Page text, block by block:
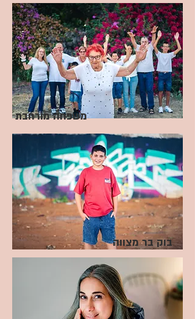
משפחה מורחבת
בוק בר מצווה